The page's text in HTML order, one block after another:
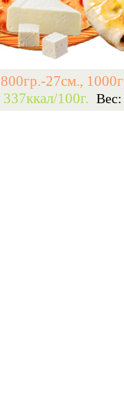
800гр.-27см.,
337ккал/100г. Вес: